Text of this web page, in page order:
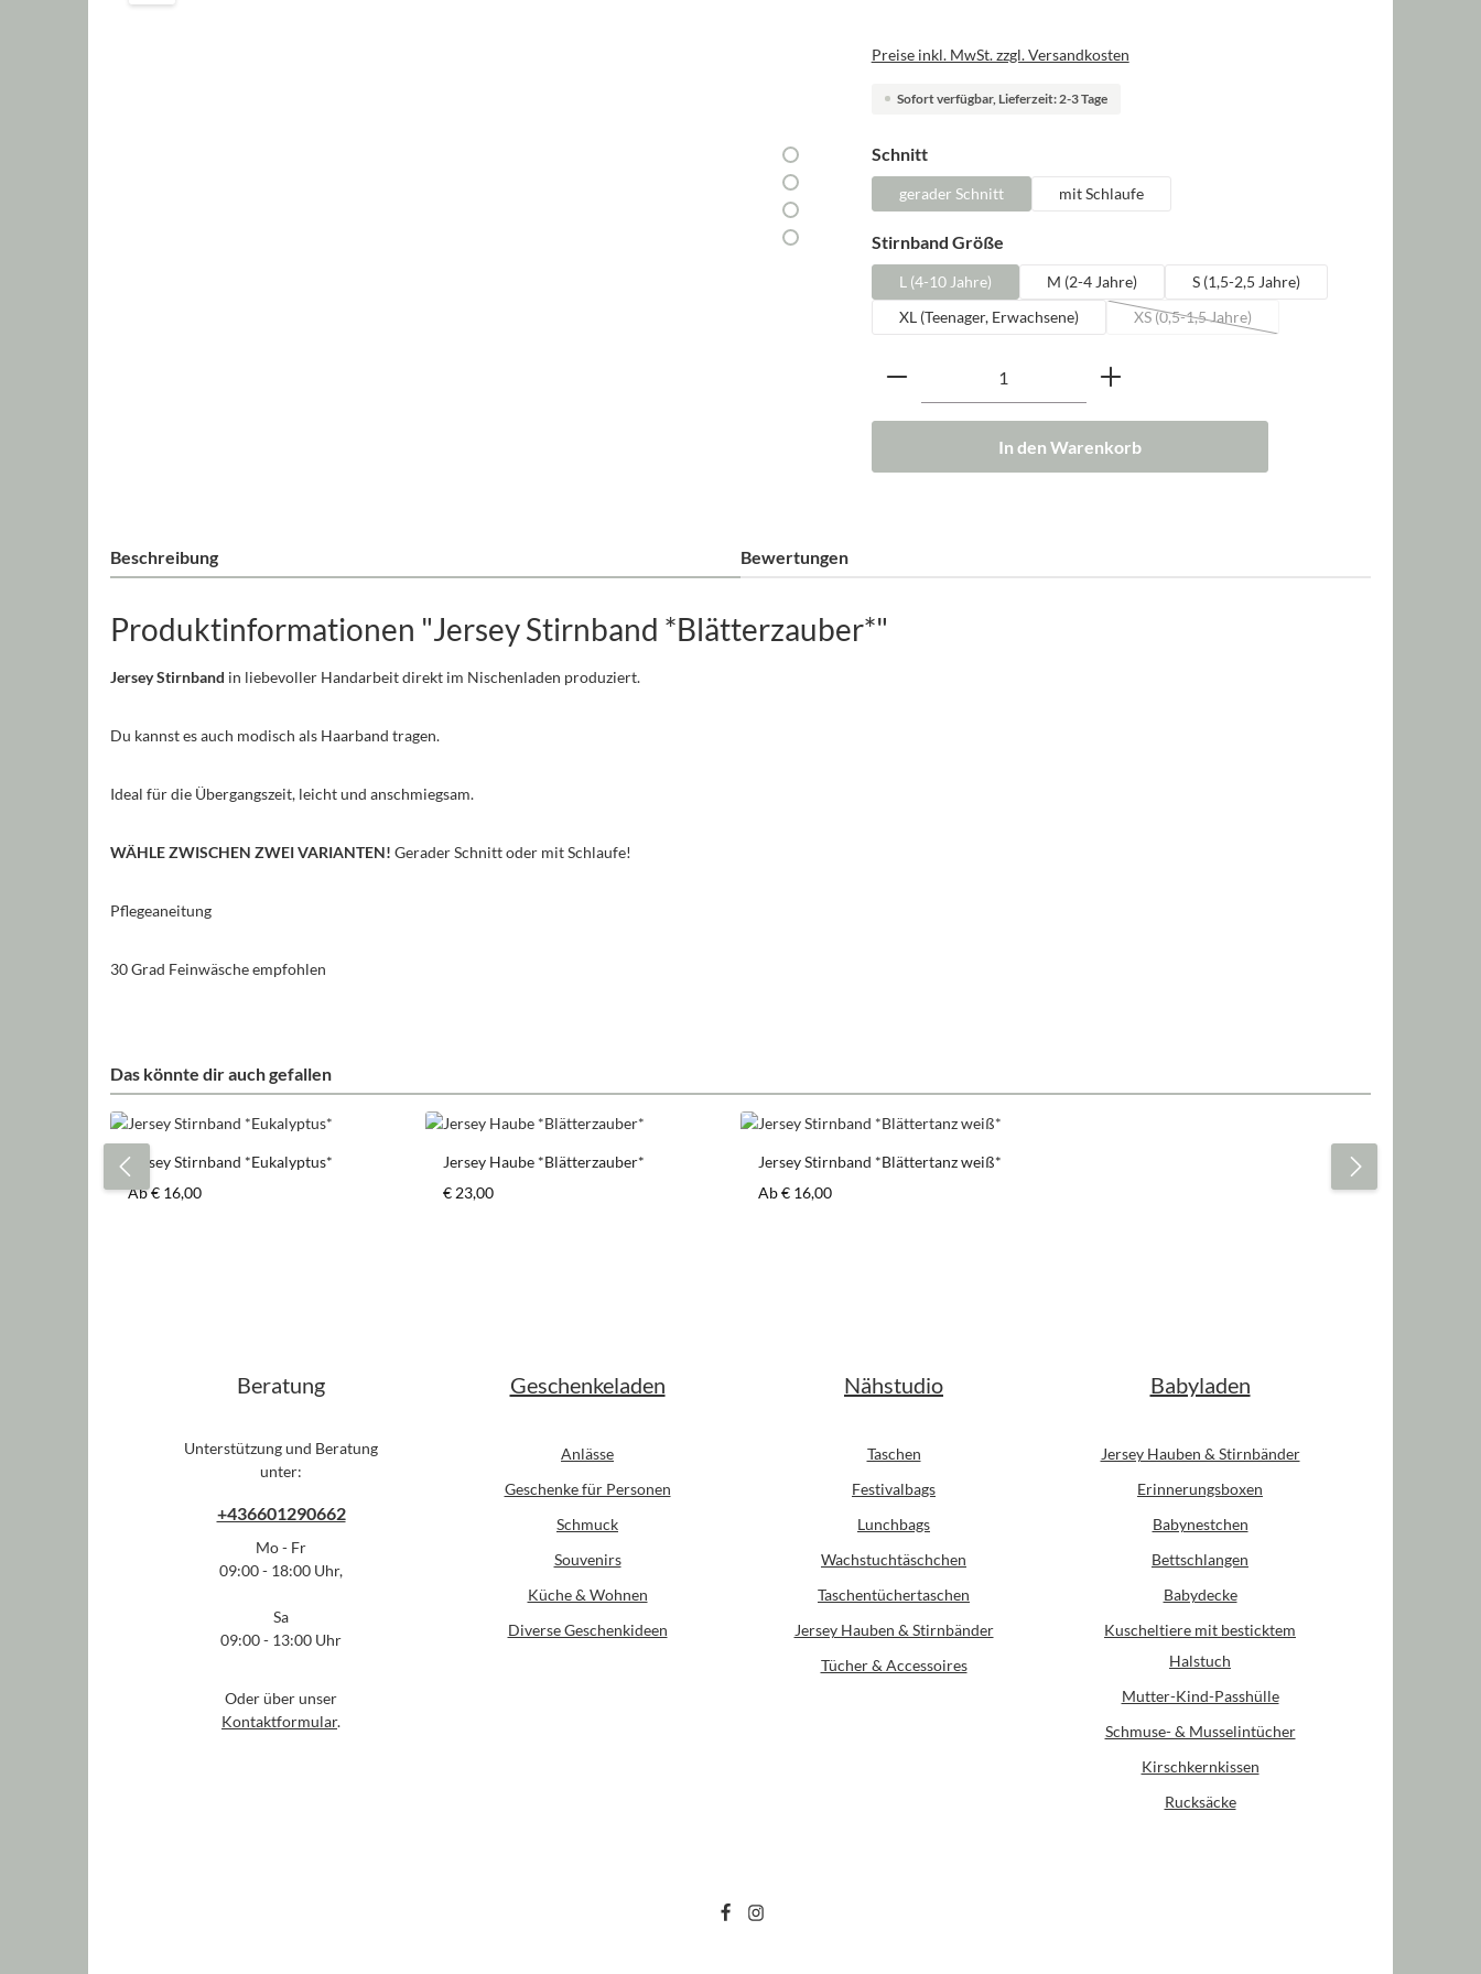
Preise inkl. MwSt. zzgl. Versandkosten
Sofort verfügbar, Lieferzeit: 2-3 Tage
Schnittauswählen
gerader Schnitt mit Schlaufe
Stirnband Größeauswählen
L (4-10 Jahre) M (2-4 Jahre)
S (1,5-2,5 Jahre)
XL (Teenager, Erwachsene)
XS (0,5-1,5 Jahre)
(Diese Option ist zurzeit nicht verfügbar.)
Produkt Anzahl: Gib den gewünschten Wert ein
In den Warenkorb
Beschreibung Bewertungen
Produktinformationen "Jersey Stirnband *Blätterzauber*"
Jersey Stirnband in liebevoller Handarbeit direkt im Nischenladen produziert.
Du kannst es auch modisch als Haarband tragen.
Ideal für die Übergangszeit, leicht und anschmiegsam.
WÄHLE ZWISCHEN ZWEI VARIANTEN! Gerader Schnitt oder mit Schlaufe!
Pflegeaneitung
30 Grad Feinwäsche empfohlen
Das könnte dir auch gefallen
Produktgalerie überspringen
Jersey Stirnband *Eukalyptus*
Regulärer Preis:
Ab€ 16,00
Jersey Haube *Blätterzauber*
Regulärer Preis:
€ 23,00
Jersey Stirnband *Blättertanz weiß*
Regulärer Preis:
Ab€ 16,00
Beratung
Unterstützung und Beratung
unter:
+436601290662
Mo - Fr
09:00 - 18:00 Uhr,
Sa
09:00 - 13:00 Uhr
Oder über unser
Kontaktformular.
Geschenkeladen
Anlässe
Geschenke für Personen
Schmuck
Souvenirs
Küche & Wohnen
Diverse Geschenkideen
Nähstudio
Taschen
Festivalbags
Lunchbags
Wachstuchtäschchen
Taschentüchertaschen
Jersey Hauben & Stirnbänder
Tücher & Accessoires
Babyladen
Jersey Hauben & Stirnbänder
Erinnerungsboxen
Babynestchen
Bettschlangen
Babydecke
Kuscheltiere mit besticktem
Halstuch
Mutter-Kind-Passhülle
Schmuse- & Musselintücher
Kirschkernkissen
Rucksäcke